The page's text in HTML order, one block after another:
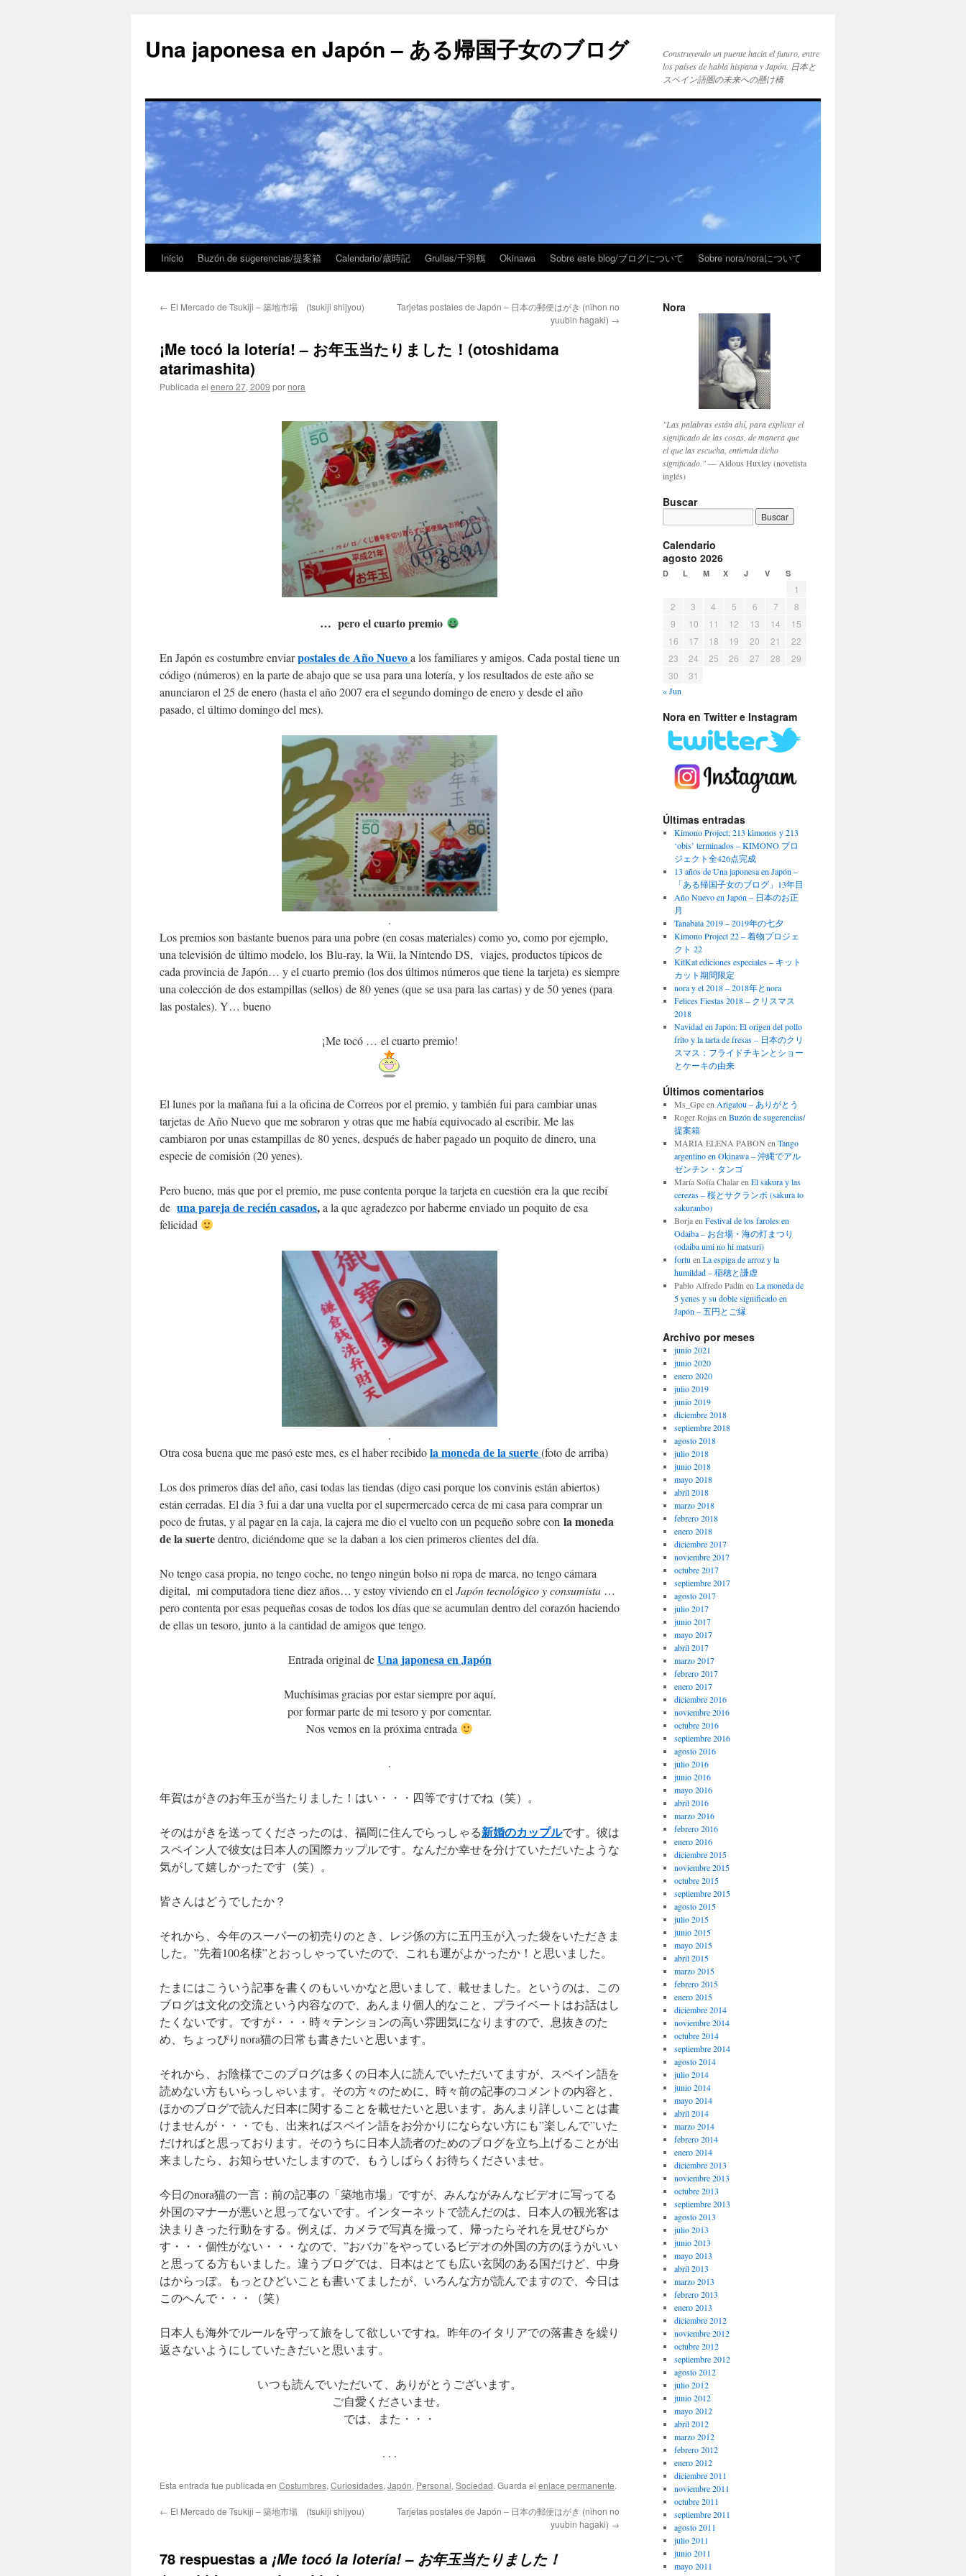
Una japonesa en Japón – ある帰国子女のブログ
Construyendo un puente hacia el futuro, entre
los países de habla hispana y Japón. 日本と
スペイン語圏の未来への懸け橋
Inicio Buzón de sugerencias/提案箱 Calendario/歳時記 Grullas/千羽鶴 Okinawa Sobre este blog/ブログについて Sobre nora/noraについて
← El Mercado de Tsukiji – 築地市場 (tsukiji shijyou)
Tarjetas postales de Japón – 日本の郵便はがき (nihon no
yuubin hagaki) →
¡Me tocó la lotería! – お年玉当たりました！(otoshidama
atarimashita)
Publicada el enero 27, 2009 por nora
… pero el cuarto premio
En Japón es costumbre enviarpostales de Año Nuevoa los familiares y amigos. Cada postal tiene un
código (números) en la parte de abajo que se usa para una lotería, y los resultados de este año se
anunciaron el 25 de enero (hasta el año 2007 era el segundo domingo de enero y desde el año
pasado, el último domingo del mes).
.
Los premios son bastante buenos para una pobre (en cosas materiales) como yo, como por ejemplo,
una televisión de último modelo, los Blu-ray, la Wii, la Nintendo DS, viajes, productos típicos de
cada provincia de Japón… y el cuarto premio (los dos últimos números que tiene la tarjeta) es siempre
una colección de dos estampillas (sellos) de 80 yenes (que se usa para las cartas) y de 50 yenes (para
las postales). Y… bueno
¡Me tocó … el cuarto premio!
El lunes por la mañana fui a la oficina de Correos por el premio, y también fui para cambiar unas
tarjetas de Año Nuevo que me sobraron y otras que me había equivocado al escribir. Me las
cambiaron por unas estampillas de 80 yenes, después de haber pagado un poquito de dinero, una
especie de comisión (20 yenes).
Pero bueno, más que por el premio, me puse contenta porque la tarjeta en cuestión era la que recibí
de una pareja de recién casados,a la que agradezco por haberme enviado un poquito de esa
felicidad
.
Otra cosa buena que me pasó este mes, es el haber recibidola moneda de la suerte(foto de arriba)
Los dos primeros días del año, casi todas las tiendas (digo casi porque los convinis están abiertos)
están cerradas. El día 3 fui a dar una vuelta por el supermercado cerca de mi casa para comprar un
poco de frutas, y al pagar en la caja, la cajera me dio el vuelto con un pequeño sobre con la moneda
de la suertedentro, diciéndome que se la daban a los cien primeros clientes del día.
No tengo casa propia, no tengo coche, no tengo ningún bolso ni ropa de marca, no tengo cámara
digital, mi computadora tiene diez años… y estoy viviendo en el Japón tecnológico y consumista …
pero contenta por esas pequeñas cosas de todos los días que se acumulan dentro del corazón haciendo
de ellas un tesoro, junto a la cantidad de amigos que tengo.
Entrada original deUna japonesa en Japón
Muchísimas gracias por estar siempre por aquí,
por formar parte de mi tesoro y por comentar.
Nos vemos en la próxima entrada
.
年賀はがきのお年玉が当たりました！はい・・・四等ですけでね（笑）。
そのはがきを送ってくださったのは、福岡に住んでらっしゃる新婚のカップルです。彼は
スペイン人で彼女は日本人の国際カップルです。なんだか幸せを分けていただいたような
気がして嬉しかったです（笑）。
皆さんはどうでしたか？
それから、今年のスーパーの初売りのとき、レジ係の方に五円玉が入った袋をいただきま
した。”先着100名様”とおっしゃっていたので、これも運がよかったか！と思いました。
たまにはこういう記事を書くのもいいかなと思いまして、載せました。というのは、この
ブログは文化の交流という内容なので、あんまり個人的なこと、プライベートはお話はし
たくないです。ですが・・・時々テンションの高い雰囲気になりますので、息抜きのた
め、ちょっぴりnora猫の日常も書きたいと思います。
それから、お陰様でこのブログは多くの日本人に読んでいただいてますが、スペイン語を
読めない方もいらっしゃいます。その方々のために、時々前の記事のコメントの内容と、
ほかのブログで読んだ日本に関することを載せたいと思います。あんまり詳しいことは書
けませんが・・・でも、出来ればスペイン語をお分かりにならない方にも”楽しんで”いた
だければと思っております。そのうちに日本人読者のためのブログを立ち上げることが出
来ましたら、お知らせいたしますので、もうしばらくお待ちくださいませ。
今日のnora猫の一言：前の記事の「築地市場」ですが、みんながみんなビデオに写ってる
外国のマナーが悪いと思ってないです。インターネットで読んだのは、日本人の観光客は
決まりきった行動をする。例えば、カメラで写真を撮って、帰ったらそれを見せびらか
す・・・個性がない・・・なので、”おバカ”をやっているビデオの外国の方のほうがいい
と思ってる方もいました。違うブログでは、日本はとても広い玄関のある国だけど、中身
はからっぽ。もっとひどいことも書いてましたが、いろんな方が読んでますので、今日は
このへんで・・・（笑）
日本人も海外でルールを守って旅をして欲しいですね。昨年のイタリアでの落書きを繰り
返さないようにしていたきだいと思います。
いつも読んでいただいて、ありがとうございます。
ご自愛くださいませ。
では、また・・・
. . .
Esta entrada fue publicada en Costumbres, Curiosidades, Japón, Personal, Sociedad. Guarda el enlace permanente.
← El Mercado de Tsukiji – 築地市場 (tsukiji shijyou)
Tarjetas postales de Japón – 日本の郵便はがき (nihon no
yuubin hagaki) →
78 respuestas a ¡Me tocó la lotería! – お年玉当たりました！
Nora
"Las palabras están ahí, para explicar el
significado de las cosas, de manera que
el que las escucha, entienda dicho
significado."— Aldous Huxley (novelista
inglés)
Buscar
Calendario
agosto 2026
D L M X J V S
1
2
3 4 5 6 7
8
9
10 11 12 13 14
15
16
17 18 19 20 21
22
23
24 25 26 27 28
29
30
31
« Jun
Nora en Twitter e Instagram
Últimas entradas
Kimono Project; 213 kimonos y 213
‘obis’ terminados – KIMONO プロ
ジェクト全426点完成
13 años de Una japonesa en Japón –
「ある帰国子女のブログ」13年目
Año Nuevo en Japón – 日本のお正
月
Tanabata 2019 – 2019年の七夕
Kimono Project 22 – 着物プロジェ
クト 22
KitKat ediciones especiales – キット
カット期間限定
nora y el 2018 – 2018年とnora
Felices Fiestas 2018 – クリスマス
2018
Navidad en Japón: El origen del pollo
frito y la tarta de fresas – 日本のクリ
スマス：フライドチキンとショー
とケーキの由来
Últimos comentarios
Ms_Gpeen Arigatou – ありがとう
Roger Rojas en Buzón de sugerencias/
提案箱
MARIA ELENA PABON en Tango
argentino en Okinawa – 沖縄でアル
ゼンチン・タンゴ
María Sofía Chalaren El sakura y las
cerezas – 桜とサクランボ (sakura to
sakuranbo)
Borjaen Festival de los faroles en
Odaiba – お台場・海の灯まつり
(odaiba umi no hi matsuri)
fortu en La espiga de arroz y la
humildad – 稲穂と謙虚
Pablo Alfredo Padín en La moneda de
5 yenes y su doble significado en
Japón – 五円とご縁
Archivo por meses
junio 2021
junio 2020
enero 2020
julio 2019
junio 2019
diciembre 2018
septiembre 2018
agosto 2018
julio 2018
junio 2018
mayo 2018
abril 2018
marzo 2018
febrero 2018
enero 2018
diciembre 2017
noviembre 2017
octubre 2017
septiembre 2017
agosto 2017
julio 2017
junio 2017
mayo 2017
abril 2017
marzo 2017
febrero 2017
enero 2017
diciembre 2016
noviembre 2016
octubre 2016
septiembre 2016
agosto 2016
julio 2016
junio 2016
mayo 2016
abril 2016
marzo 2016
febrero 2016
enero 2016
diciembre 2015
noviembre 2015
octubre 2015
septiembre 2015
agosto 2015
julio 2015
junio 2015
mayo 2015
abril 2015
marzo 2015
febrero 2015
enero 2015
diciembre 2014
noviembre 2014
octubre 2014
septiembre 2014
agosto 2014
julio 2014
junio 2014
mayo 2014
abril 2014
marzo 2014
febrero 2014
enero 2014
diciembre 2013
noviembre 2013
octubre 2013
septiembre 2013
agosto 2013
julio 2013
junio 2013
mayo 2013
abril 2013
marzo 2013
febrero 2013
enero 2013
diciembre 2012
noviembre 2012
octubre 2012
septiembre 2012
agosto 2012
julio 2012
junio 2012
mayo 2012
abril 2012
marzo 2012
febrero 2012
enero 2012
diciembre 2011
noviembre 2011
octubre 2011
septiembre 2011
agosto 2011
julio 2011
junio 2011
mayo 2011